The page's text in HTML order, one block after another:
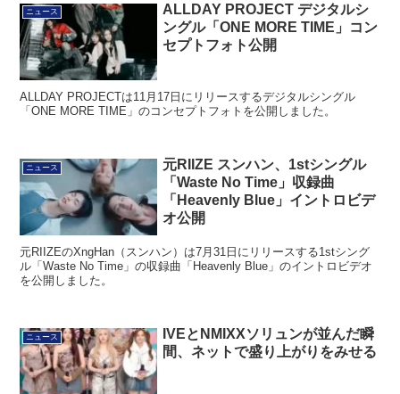
ニュース
ALLDAY PROJECT デジタルシ
ングル「ONE MORE TIME」コン
セプトフォト公開
ALLDAY PROJECTは11月17日にリリースするデジタルシングル
「ONE MORE TIME」のコンセプトフォトを公開しました。
ニュース
元RIIZE スンハン、1stシングル
「Waste No Time」収録曲
「Heavenly Blue」イントロビデ
オ公開
元RIIZEのXngHan（スンハン）は7月31日にリリースする1stシング
ル「Waste No Time」の収録曲「Heavenly Blue」のイントロビデオ
を公開しました。
ニュース
IVEとNMIXXソリュンが並んだ瞬
間、ネットで盛り上がりをみせる